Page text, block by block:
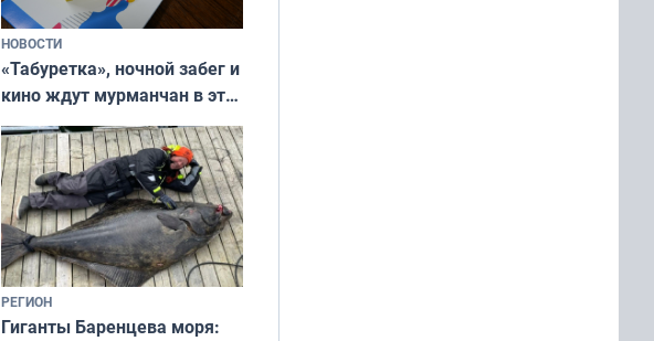
НОВОСТИ
«Табуретка», ночной забег и
кино ждут мурманчан в эти
выходные
РЕГИОН
Гиганты Баренцева моря: